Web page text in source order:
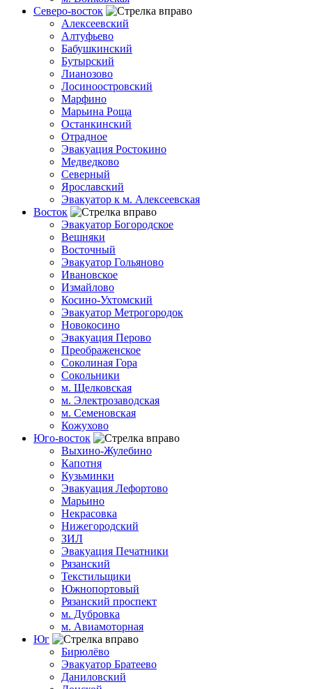
Северо-восток
Алексеевский
Алтуфьево
Бабушкинский
Бутырский
Лианозово
Лосиноостровский
Марфино
Марьина Роща
Останкинский
Отрадное
Эвакуация Ростокино
Медведково
Северный
Ярославский
Эвакуатор к м. Алексеевская
Восток
Эвакуатор Богородское
Вешняки
Восточный
Эвакуатор Гольяново
Ивановское
Измайлово
Косино-Ухтомский
Эвакуатор Метрогородок
Новокосино
Эвакуация Перово
Преображенское
Соколиная Гора
Сокольники
м. Щелковская
м. Электрозаводская
м. Семеновская
Кожухово
Юго-восток
Выхино-Жулебино
Капотня
Кузьминки
Эвакуация Лефортово
Марьино
Некрасовка
Нижегородский
ЗИЛ
Эвакуация Печатники
Рязанский
Текстильщики
Южнопортовый
Рязанский проспект
м. Дубровка
м. Авиамоторная
Юг
Бирюлёво
Эвакуатор Братеево
Даниловский